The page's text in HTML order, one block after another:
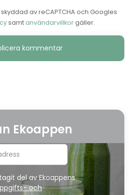
av reCAPTCHA och Googles
samtanvändarvillkorgäller.
Ekoappen
del av Ekoappens
och